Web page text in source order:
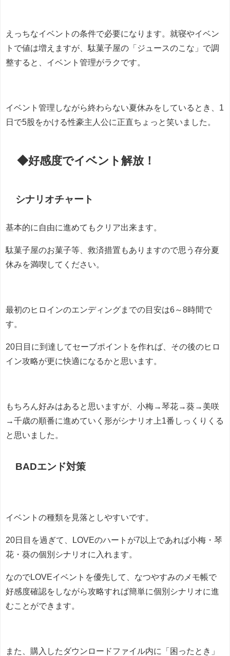
えっちなイベントの条件で必要になります。 就寝やイベン
トで値は増えますが、駄菓子屋の「ジュースのこな」で調
整すると、イベント管理がラクです。
イベント管理しながら終わらない夏休みをしているとき、1
日で5股をかける性豪主人公に正直ちょっと笑いました。
◆好感度でイベント解放！
シナリオチャート
基本的に自由に進めてもクリア出来ます。
駄菓子屋のお菓子等、救済措置もありますので思う存分夏
休みを満喫してください。
最初のヒロインのエンディングまでの目安は6～8時間で
す。
20日目に到達してセーブポイントを作れば、その後のヒロ
イン攻略が更に快適になるかと思います。
もちろん好みはあると思いますが、小梅→琴花→葵→ 美咲
→千歳の順番に進めていく形がシナリオ上1番しっくりくる
と思いました。
BADエンド対策
イベントの種類を見落としやすいです。
20日目を過ぎて、LOVEのハートが7以上であれば小梅・琴
花・葵の個別シナリオに入れます。
なのでLOVEイベントを優先して、なつやすみのメモ帳で
好感度確認をしながら攻略すれば簡単に個別シナリオに進
むことができます。
また、購入したダウンロードファイル内に「困ったとき」